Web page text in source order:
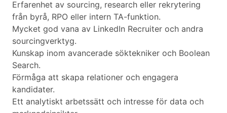
Erfarenhet av sourcing, research eller rekrytering
från byrå, RPO eller intern TA-funktion.
Mycket god vana av LinkedIn Recruiter och andra
sourcingverktyg.
Kunskap inom avancerade söktekniker och Boolean
Search.
Förmåga att skapa relationer och engagera
kandidater.
Ett analytiskt arbetssätt och intresse för data och